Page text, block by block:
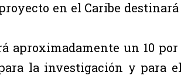
en el Caribe
aproximadamente un 10
la investigación y para